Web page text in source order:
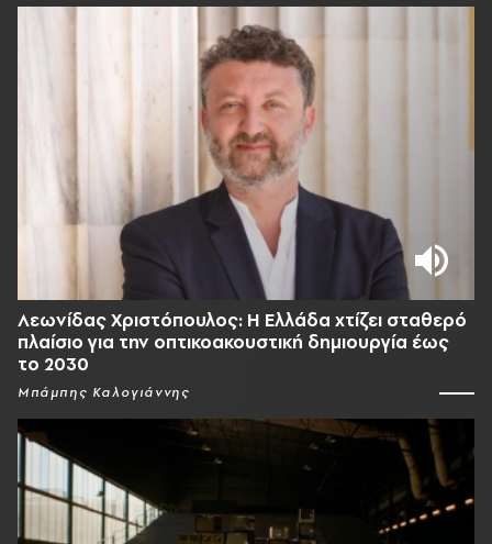
Λεωνίδας Χριστόπουλος: Η Ελλάδα χτίζει σταθερό
πλαίσιο για την οπτικοακουστική δημιουργία έως
το 2030
Μπάμπης Καλογιάννης